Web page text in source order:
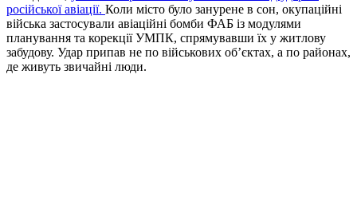
російської авіації. Коли місто було занурене в сон, окупаційні
війська застосували авіаційні бомби ФАБ із модулями
планування та корекції УМПК, спрямувавши їх у житлову
забудову. Удар припав не по військових об’єктах, а по районах,
де живуть звичайні люди.